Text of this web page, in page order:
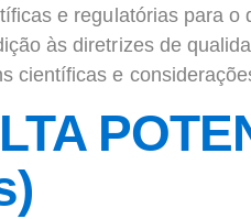
e regulatórias para
às diretrizes de
científicas e